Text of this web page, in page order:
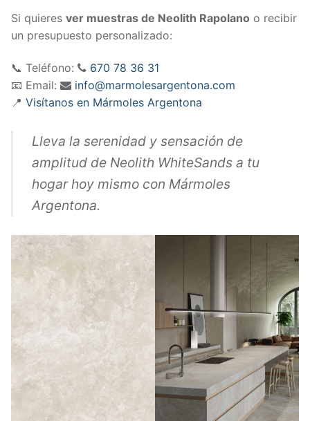
Si quieres ver muestras de Neolith Rapolano o recibir
un presupuesto personalizado:
📞 Teléfono:
670 78 36 31
📧 Email:
info@marmolesargentona.com
📍 Visítanos en Mármoles Argentona
Lleva la serenidad y sensación de
amplitud de Neolith WhiteSands a tu
hogar hoy mismo con Mármoles
Argentona.